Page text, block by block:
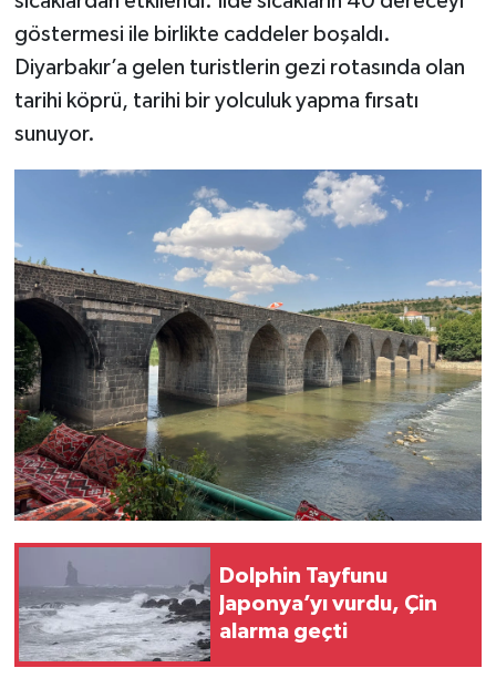
göstermesi ile birlikte caddeler boşaldı.
Diyarbakır’a gelen turistlerin gezi rotasında olan
tarihi köprü, tarihi bir yolculuk yapma fırsatı
sunuyor.
Dolphin Tayfunu
Japonya’yı vurdu, Çin
alarma geçti